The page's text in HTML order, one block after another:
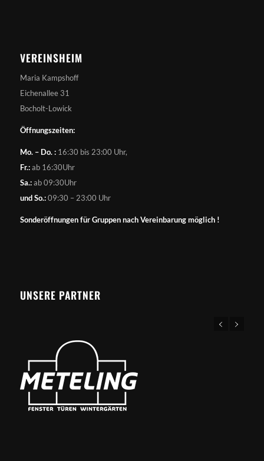
VEREINSHEIM
Maria Kampshoff
Eichenallee 31
Bocholt-Lowick
Öffnungszeiten:
Mo. – Do. :16:30 bis 23:00 Uhr,
Fr.:ab 16:30Uhr
Sa.:ab 09:30Uhr
und So.:09:30 – 23:00 Uhr
Sonderöffnungen für Gruppen nach Vereinbarung möglich !
UNSERE PARTNER